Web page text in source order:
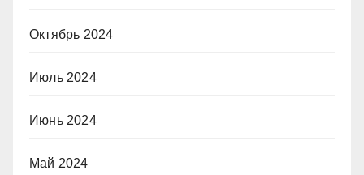
Октябрь 2024
Июль 2024
Июнь 2024
Май 2024